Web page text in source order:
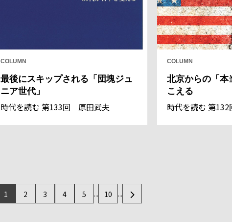
COLUMN
最後にスキップされる「団塊ジュ
ニア世代」
時代を読む 第133回 原田武夫
COLUMN
北京からの「本
こえる
時代を読む 第
1 2 3 4 5 ... 10 ...